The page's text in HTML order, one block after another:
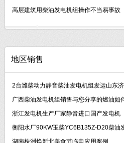
高层建筑用柴油发电机组操作不当易事故
地区销售
2台潍柴动力静音柴油发电机组发运山东
广西柴油发电机组销售与您分享的燃油如
浙江发电机生产厂家静音进口国产发电机
衡阳水厂90KW玉柴YC6B135Z-D20柴油
湖南株洲焕新北美食节临电应用案例